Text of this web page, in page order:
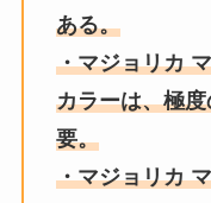
ある。
・マジョリカ
カラーは、極
要。
・マジョリカ